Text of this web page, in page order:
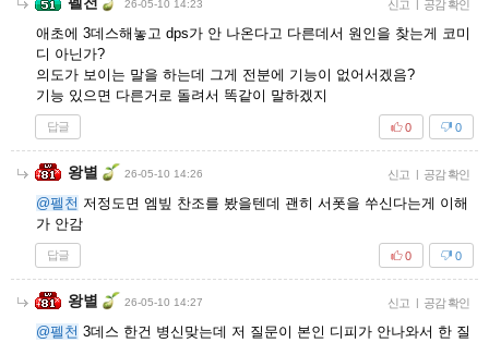
26-05-10 14:23 신고 | 공감 확인
애초에 3데스해놓고 dps가 안 나온다고 다른데서 원인을 찾는게 코미
디 아닌가?
의도가 보이는 말을 하는데 그게 전분에 기능이 없어서겠음?
기능 있으면 다른거로 돌려서 똑같이 말하겠지
답글 0
0
왕별 26-05-10 14:26 신고 | 공감 확인
@펠천 저정도면 엠빞 찬조를 봤을텐데 괜히 서폿을 쑤신다는게 이해
가 안감
답글 0
0
왕별 26-05-10 14:27 신고 | 공감 확인
@펠천 3데스 한건 병신맞는데 저 질문이 본인 디피가 안나와서 한 질